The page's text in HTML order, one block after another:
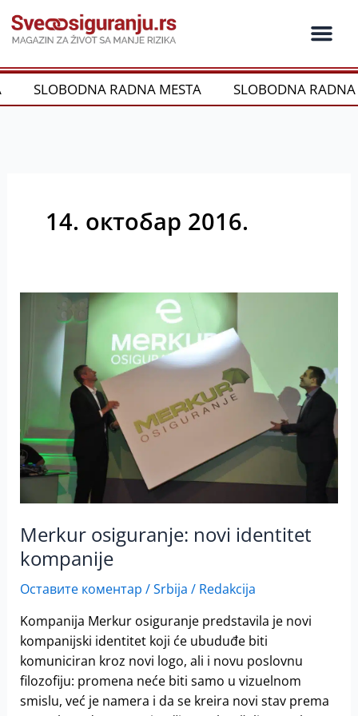
на
садржај
SLOBODNA RADNA MESTA SLOBODNA RADNA
14. октобар 2016.
Merkur osiguranje: novi identitet
kompanije
Оставите коментар /Srbija / Redakcija
Kompanija Merkur osiguranje predstavila je novi
kompanijski identitet koji će ubuduđe biti
komuniciran kroz novi logo, ali i novu poslovnu
filozofiju: promena neće biti samo u vizuelnom
smislu, već je namera i da se kreira novi stav prema
Merkur
osiguranje:
identitet
kompanije